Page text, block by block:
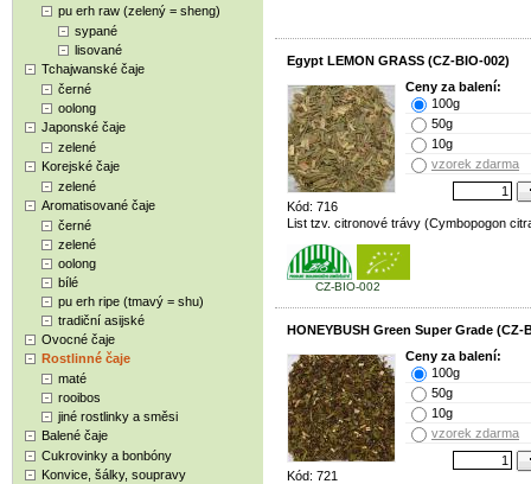
pu erh raw (zelený = sheng)
sypané
lisované
Tchajwanské čaje
černé
oolong
Japonské čaje
zelené
Korejské čaje
zelené
Aromatisované čaje
černé
zelené
oolong
bílé
pu erh ripe (tmavý = shu)
tradiční asijské
Ovocné čaje
Rostlinné čaje
maté
rooibos
jiné rostlinky a směsi
Balené čaje
Cukrovinky a bonbóny
Konvice, šálky, soupravy
Egypt LEMON GRASS (CZ-BIO-002)
Kód: 716
Ceny za balení:
100g
50g
10g
vzorek zdarma
List tzv. citronové trávy (Cymbopogon
CZ-BIO-002
HONEYBUSH Green Super Grade (CZ-
Kód: 721
Ceny za balení:
100g
50g
10g
vzorek zdarma